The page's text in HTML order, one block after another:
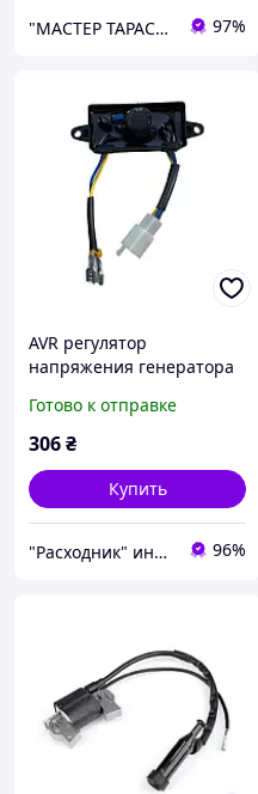
"МАСТЕР ТАРАС" интернет магазин запчастей и комплеткующих 97%
AVR регулятор
напряжения генератора
(прямоугольний )
Готово к отправке
306₴
Купить
"Расходник" интернет магазин запчастей 96%